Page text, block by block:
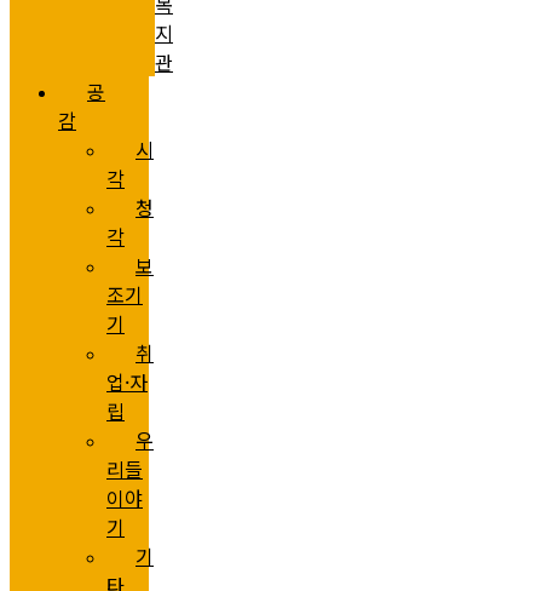
지
관
공
감
시
각
청
각
보
조기
기
취
업·자
립
우
리들
이야
기
기
타